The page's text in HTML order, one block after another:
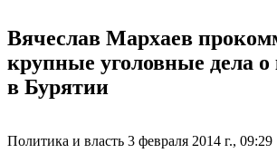
Вячеслав Мархаев
крупные уголовные дела
в Бурятии
Политика и власть 3 февраля 2014 г., 09:29